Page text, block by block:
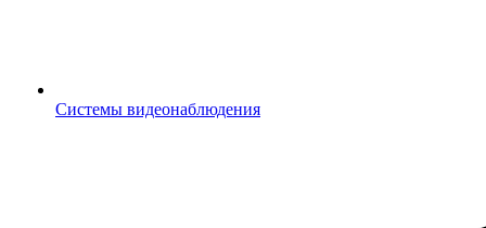
Системы видеонаблюдения